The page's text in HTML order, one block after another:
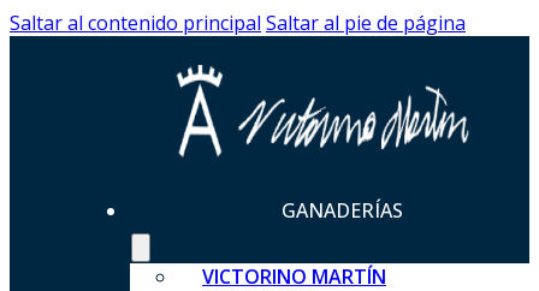
Saltar al contenido principal Saltar al pie de página
GANADERÍAS
VICTORINO MARTÍN